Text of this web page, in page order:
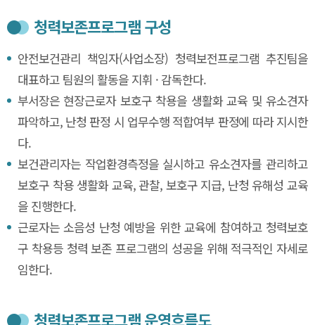
청력보존프로그램 구성
안전보건관리 책임자(사업소장) 청력보전프로그램 추진팀을
대표하고 팀원의 활동을 지휘 · 감독한다.
부서장은 현장근로자 보호구 착용을 생활화 교육 및 유소견자
파악하고, 난청 판정 시 업무수행 적합여부 판정에 따라 지시한
다.
보건관리자는 작업환경측정을 실시하고 유소견자를 관리하고
보호구 착용 생활화 교육, 관찰, 보호구 지급, 난청 유해성 교육
을 진행한다.
근로자는 소음성 난청 예방을 위한 교육에 참여하고 청력보호
구 착용등 청력 보존 프로그램의 성공을 위해 적극적인 자세로
임한다.
청력보존프로그램 운영흐름도